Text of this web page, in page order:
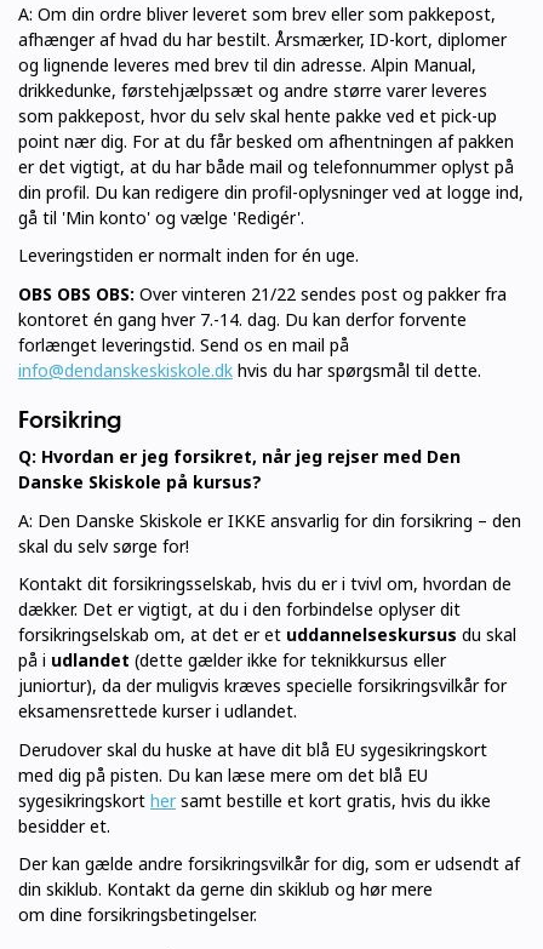
A: Om din ordre bliver leveret som brev eller som pakkepost,
afhænger af hvad du har bestilt. Årsmærker, ID-kort, diplomer
og lignende leveres med brev til din adresse. Alpin Manual,
drikkedunke, førstehjælpssæt og andre større varer leveres
som pakkepost, hvor du selv skal hente pakke ved et pick-up
point nær dig. For at du får besked om afhentningen af pakken
er det vigtigt, at du har både mail og telefonnummer oplyst på
din profil. Du kan redigere din profil-oplysninger ved at logge ind,
gå til 'Min konto' og vælge 'Redigér'.
Leveringstiden er normalt inden for én uge.
OBS OBS OBS: Over vinteren 21/22 sendes post og pakker fra
kontoret én gang hver 7.-14. dag. Du kan derfor forvente
forlænget leveringstid. Send os en mail på
info@dendanskeskiskole.dk hvis du har spørgsmål til dette.
Forsikring
Q: Hvordan er jeg forsikret, når jeg rejser med Den
Danske Skiskole på kursus?
A: Den Danske Skiskole er IKKE ansvarlig for din forsikring – den
skal du selv sørge for!
Kontakt dit forsikringsselskab, hvis du er i tvivl om, hvordan de
dækker. Det er vigtigt, at du i den forbindelse oplyser dit
forsikringselskab om, at det er et uddannelseskursus du skal
på i udlandet (dette gælder ikke for teknikkursus eller
juniortur), da der muligvis kræves specielle forsikringsvilkår for
eksamensrettede kurser i udlandet.
Derudover skal du huske at have dit blå EU sygesikringskort
med dig på pisten. Du kan læse mere om det blå EU
sygesikringskort her samt bestille et kort gratis, hvis du ikke
besidder et.
Der kan gælde andre forsikringsvilkår for dig, som er udsendt af
din skiklub. Kontakt da gerne din skiklub og hør mere
om dine forsikringsbetingelser.